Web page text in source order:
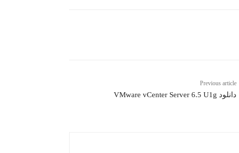
Previous article
دانلود VMware vCenter Server 6.5 U1g